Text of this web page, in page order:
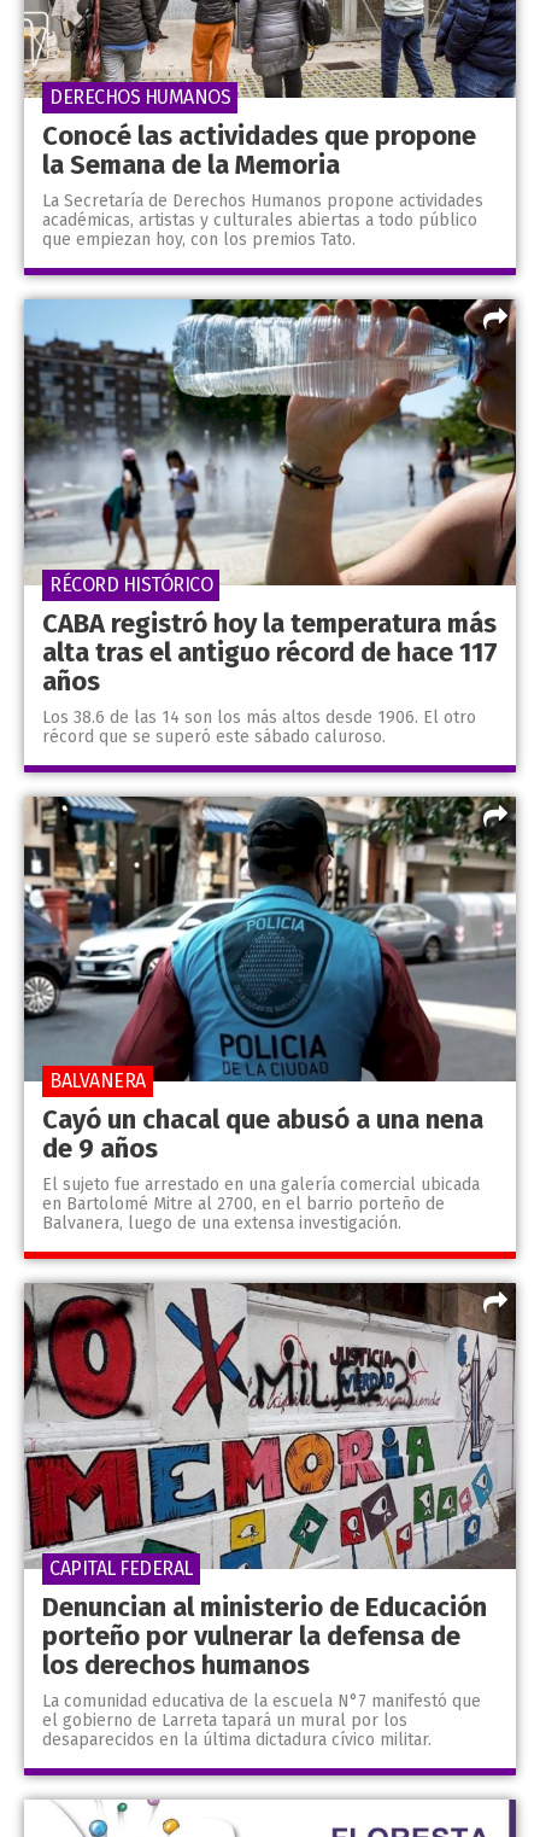
Conocé las actividades que propone
la Semana de la Memoria
La Secretaría de Derechos Humanos propone actividades
académicas, artistas y culturales abiertas a todo público
que empiezan hoy, con los premios Tato.
DERECHOS HUMANOS
CABA registró hoy la temperatura más
alta tras el antiguo récord de hace 117
años
Los 38.6 de las 14 son los más altos desde 1906. El otro
récord que se superó este sábado caluroso.
RÉCORD HISTÓRICO
Cayó un chacal que abusó a una nena
de 9 años
El sujeto fue arrestado en una galería comercial ubicada
en Bartolomé Mitre al 2700, en el barrio porteño de
Balvanera, luego de una extensa investigación.
BALVANERA
Denuncian al ministerio de Educación
porteño por vulnerar la defensa de
los derechos humanos
La comunidad educativa de la escuela N°7 manifestó que
el gobierno de Larreta tapará un mural por los
desaparecidos en la última dictadura cívico militar.
CAPITAL FEDERAL